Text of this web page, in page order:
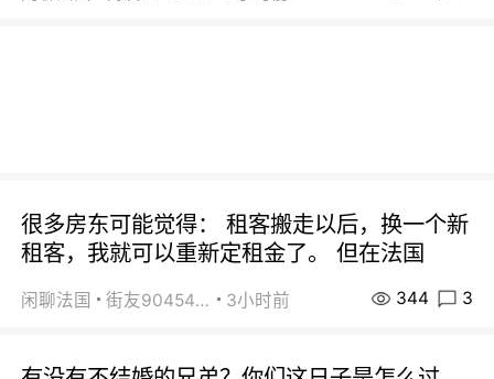
很多房东可能觉得： 租客搬走以后，换一个新
租客，我就可以重新定租金了。 但在法国
闲聊法国 街友90454511 3小时前 344 3